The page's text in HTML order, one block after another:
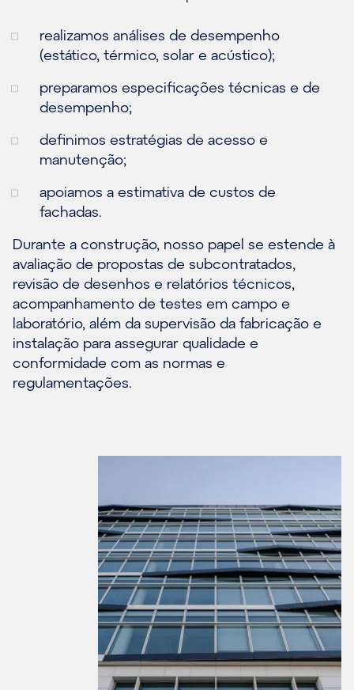
realizamos análises de desempenho
(estático, térmico, solar e acústico);
preparamos especificações técnicas e de
desempenho;
definimos estratégias de acesso e
manutenção;
apoiamos a estimativa de custos de
fachadas.
Durante a construção, nosso papel se estende à
avaliação de propostas de subcontratados,
revisão de desenhos e relatórios técnicos,
acompanhamento de testes em campo e
laboratório, além da supervisão da fabricação e
instalação para assegurar qualidade e
conformidade com as normas e
regulamentações.